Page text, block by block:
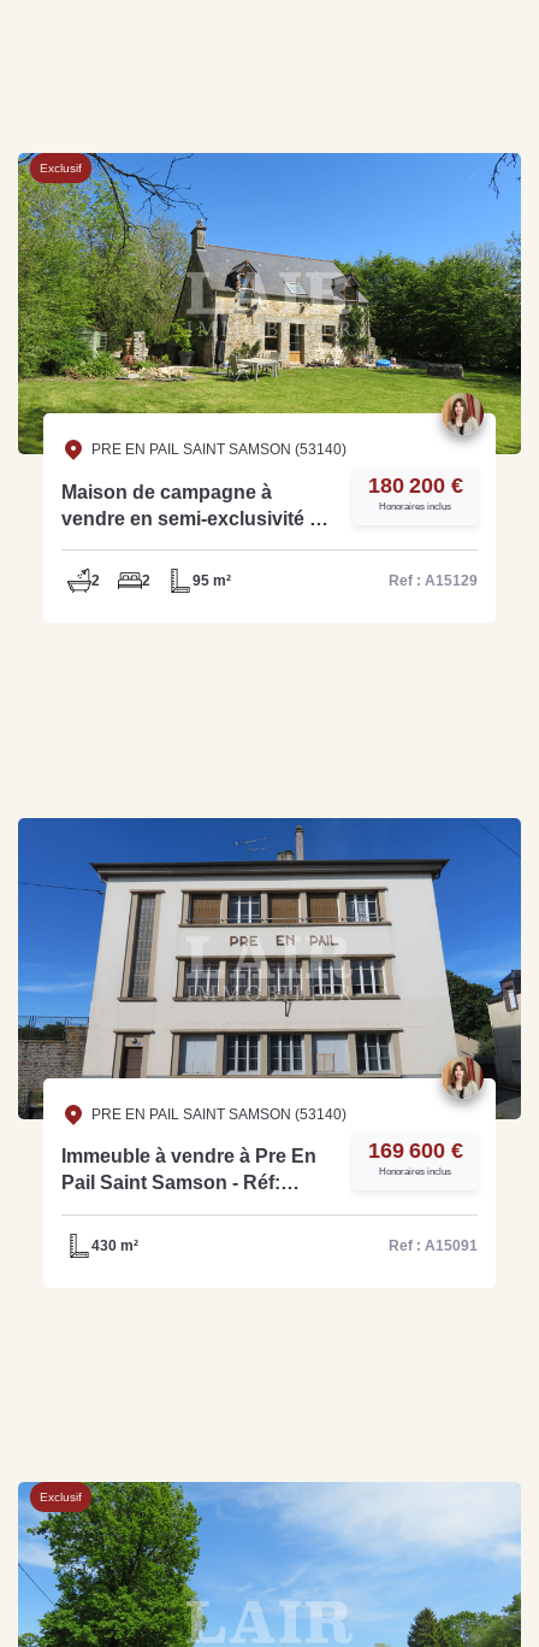
Exclusif
PRE EN PAIL SAINT SAMSON (53140)
Maison de campagne à
vendre en semi-exclusivité à
8 min de Pré en pail - Réf:
A15129
180 200 €
Honoraires inclus
2 2 95 m² Ref : A15129
PRE EN PAIL SAINT SAMSON (53140)
Immeuble à vendre à Pre En
Pail Saint Samson - Réf:
169 600 €
Honoraires inclus
430 m² Ref : A15091
Exclusif